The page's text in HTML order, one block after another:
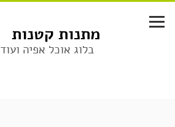
לתוכן
מתנות קטנות
בלוג אוכל אפיה ועוד